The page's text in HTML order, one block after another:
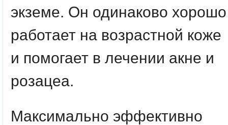
экземе. Он одинаково хорошо
работает на возрастной коже
и помогает в лечении акне и
розацеа.
Максимально эффективно